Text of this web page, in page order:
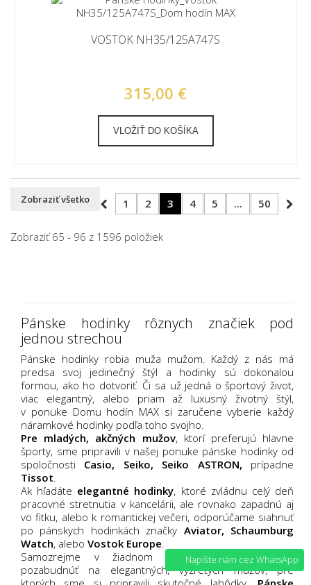
Napíšte nám cez WhatsApp
VOSTOK NH35/125A747S
315,00 €
VLOŽIŤ DO KOŠÍKA
Zobraziť všetko 1 2 3 4 5 ... 50
Zobraziť 65 - 96 z 1596 položiek
Pánske hodinky rôznych značiek pod
jednou strechou
Pánske hodinky robia muža mužom. Každý z nás má
predsa svoj jedinečný štýl a hodinky sú dokonalou
formou, ako ho dotvoriť. Či sa už jedná o športový život,
viac elegantný, alebo priam až luxusný životný štýl,
v ponuke Domu hodín MAX si zaručene vyberie každý
náramkové hodinky podľa toho svojho.
Pre mladých, akčných mužov, ktorí preferujú hlavne
športy, sme pripravili v našej ponuke pánske hodinky od
spoločnosti
Casio, Seiko, Seiko ASTRON, prípadne
Tissot.
Ak hľadáte elegantné hodinky, ktoré zvládnu celý deň
pracovné stretnutia v kancelárii, ale rovnako zapadnú aj
vo fitku, alebo k romantickej večeri, odporúčame siahnuť
po pánskych hodinkách značky Aviator, Schaumburg
Watch, alebo Vostok Europe.
Samozrejme v žiadnom prípade si nedovolíme
pozabudnúť na elegantných, vyzretých mužov, pre